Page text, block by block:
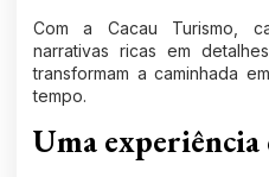
Com a Cacau Turismo ,
narrativas ricas em
transformam a caminhada
tempo.
Uma experiência